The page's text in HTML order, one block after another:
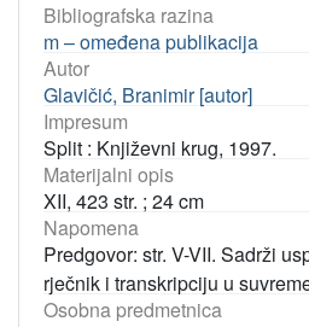
Bibliografska razina
m – omeđena publikacija
Autor
Glavičić, Branimir [autor]
Impresum
Split : Književni krug, 1997.
Materijalni opis
XII, 423 str. ; 24 cm
Napomena
Predgovor: str. V-VII. Sadrži
rječnik i transkripciju u
Osobna predmetnica